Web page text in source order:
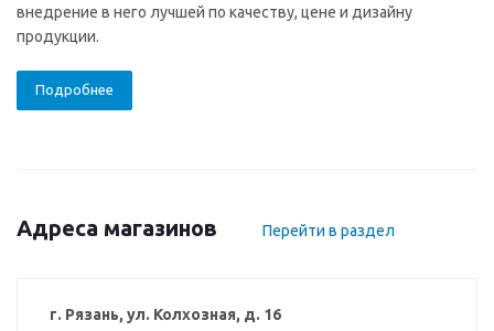
внедрение в него лучшей по качеству, цене и дизайну
продукции.
Подробнее
Адреса магазинов Перейти в раздел
г. Рязань, ул. Колхозная, д. 16